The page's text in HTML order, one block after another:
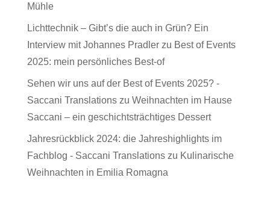
Mühle
Lichttechnik – Gibt’s die auch in Grün? Ein
Interview mit Johannes Pradlerzu Best of Events
2025: mein persönliches Best-of
Sehen wir uns auf der Best of Events 2025? -
Saccani Translationszu Weihnachten im Hause
Saccani – ein geschichtsträchtiges Dessert
Jahresrückblick 2024: die Jahreshighlights im
Fachblog - Saccani Translationszu Kulinarische
Weihnachten in Emilia Romagna